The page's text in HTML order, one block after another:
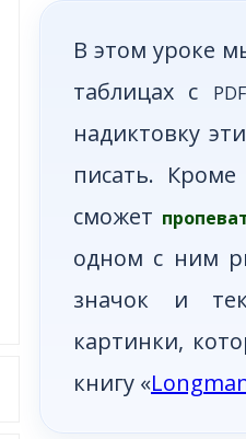
В этом уроке
таблицах с
PDF
надиктовку
писать.
сможет
одном с ним
значок и
картинки,
книгу «